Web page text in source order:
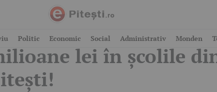
Politic Economic Social Administrativ Monden
Investiție de
lei în școlile